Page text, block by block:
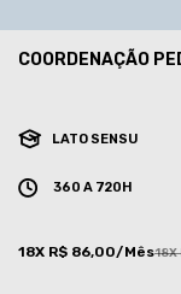
COORDENAÇÃO
LATO SENSU
360 A 720H
18X R$ 86,00/Mês18X